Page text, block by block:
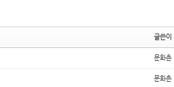
글쓴이
문화촌
문화촌